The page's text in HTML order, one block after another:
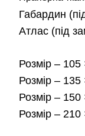
Габардин
Атлас (під
Розмір – 105
Розмір – 135
Розмір – 150
Розмір – 210